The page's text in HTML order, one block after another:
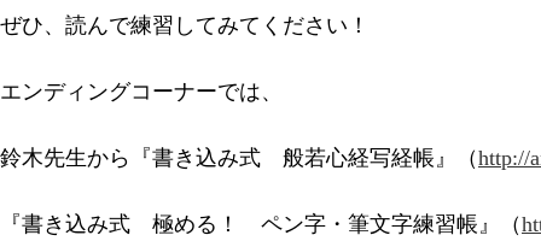
ぜひ、読んで練習してみてください！
エンディングコーナーでは、
鈴木先生から『書き込み式 般若心経写経帳』（http://
『書き込み式 極める！ ペン字・筆文字練習帳』（